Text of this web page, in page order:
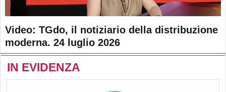
Video: TGdo, il notiziario della distribuzione
moderna. 24 luglio 2026
IN EVIDENZA